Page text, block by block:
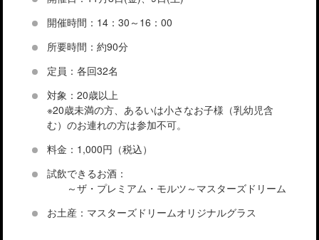
開催時間：14：30～16：00
所要時間：約90分
定員：各回32名
対象：20歳以上
※20歳未満の方、あるいは小さなお子様（乳幼児含
む）のお連れの方は参加不可。
料金：1,000円（税込）
試飲できるお酒：
～ザ・プレミアム・モルツ～マスターズドリーム
お土産：マスターズドリームオリジナルグラス